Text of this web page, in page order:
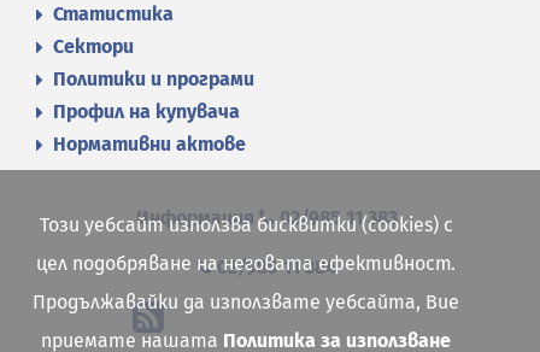
Статистика
Сектори
Политики и програми
Профил на купувача
Нормативни актове
Информация 02/985 11 383
02/985 11 384
Този уебсайт използва бисквитки (cookies) с
цел подобряване на неговата ефективност.
Продължавайки да използвате уебсайта, Вие
приемате нашата Политика за използване